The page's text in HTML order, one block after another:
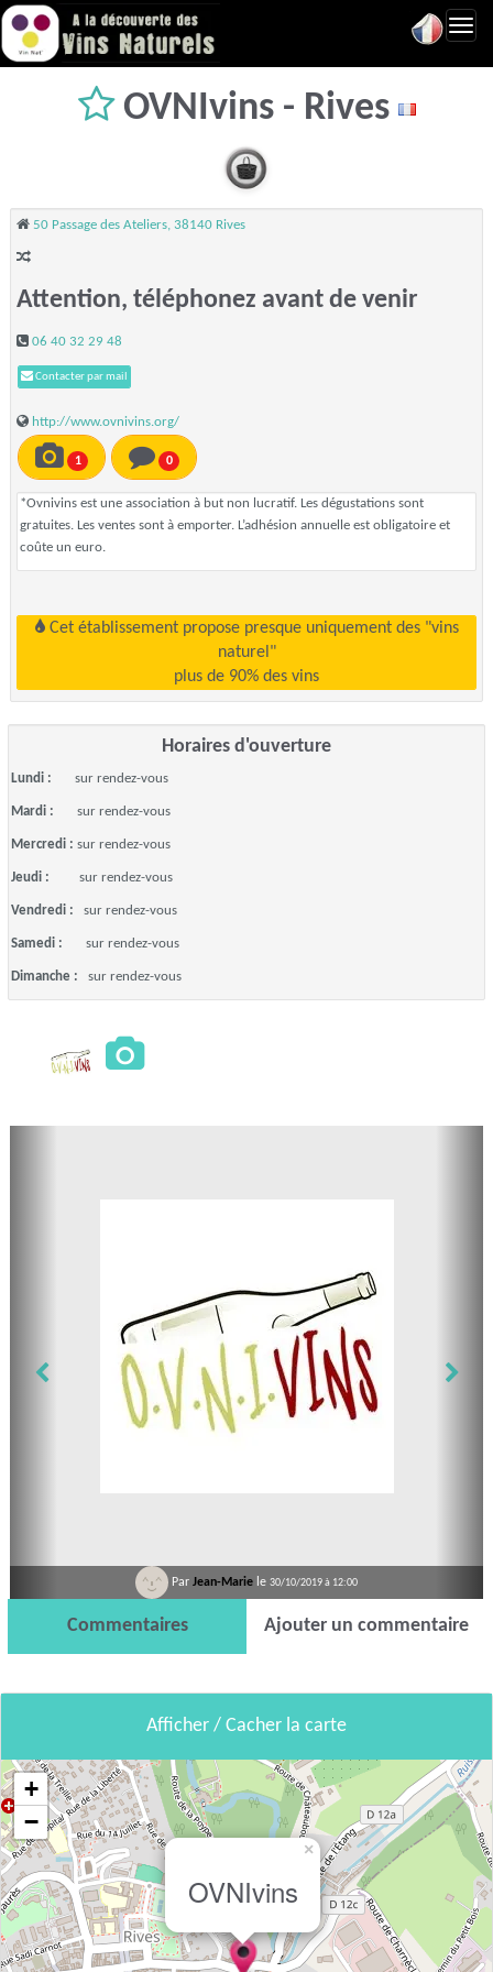
OVNIvins - Rives
50 Passage des Ateliers, 38140 Rives
Attention, téléphonez avant de venir
06 40 32 29 48
Contacter par mail
http://www.ovnivins.org/
1 0
*Ovnivins est une association à but non lucratif. Les dégustations sont
gratuites. Les ventes sont à emporter. L’adhésion annuelle est obligatoire et
coûte un euro.
Cet établissement propose presque uniquement des "vins
naturel"
plus de 90% des vins
Horaires d'ouverture
Lundi : sur rendez-vous
Mardi : sur rendez-vous
Mercredi : sur rendez-vous
Jeudi : sur rendez-vous
Vendredi : sur rendez-vous
Samedi : sur rendez-vous
Dimanche : sur rendez-vous
Par Jean-Marie le 30/10/2019 à 12:00
Commentaires Ajouter un commentaire
Afficher / Cacher la carte
OVNIvins
×
+
−